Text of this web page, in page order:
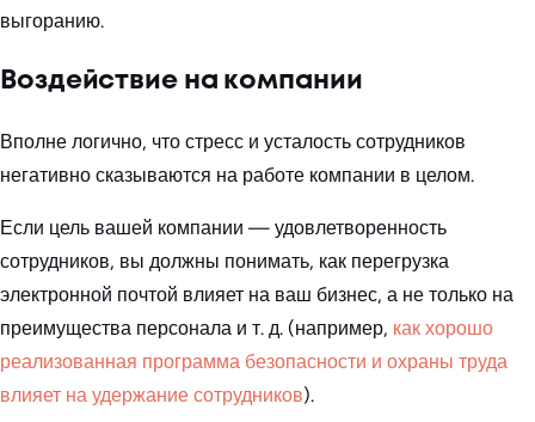
выгоранию.
Воздействие на компании
Вполне логично, что стресс и усталость сотрудников
негативно сказываются на работе компании в целом.
Если цель вашей компании — удовлетворенность
сотрудников, вы должны понимать, как перегрузка
электронной почтой влияет на ваш бизнес, а не только на
преимущества персонала и т. д. (например, как хорошо
реализованная программа безопасности и охраны труда
влияет на удержание сотрудников).